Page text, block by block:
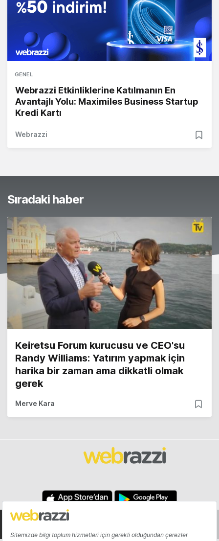
GENEL
Webrazzi Etkinliklerine Katılmanın En
Avantajlı Yolu: Maximiles Business Startup
Kredi Kartı
Webrazzi
Sıradaki haber
Keiretsu Forum kurucusu ve CEO'su
Randy Williams: Yatırım yapmak için
harika bir zaman ama dikkatli olmak
gerek
Merve Kara